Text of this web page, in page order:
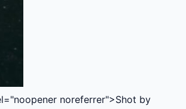
noreferrer">Shot by